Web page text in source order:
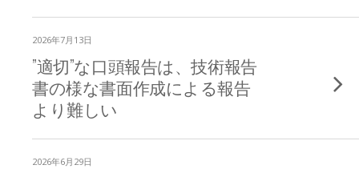
2026年7月13日
”適切”な口頭報告は、技術報告
書の様な書面作成による報告
より難しい
2026年6月29日